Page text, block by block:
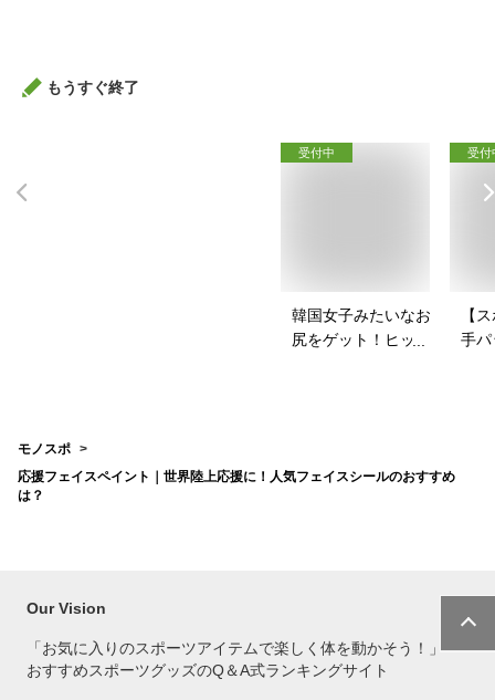
もうすぐ終了
受付中
韓国女子みたいなお
尻をゲット！ヒップ
受付
【
手パ
モノスポ
応援フェイスペイント｜世界陸上応援に！人気フェイスシールのおすすめ
は？
Our Vision
「お気に入りのスポーツアイテムで楽しく体を動かそう！」
おすすめスポーツグッズのQ＆A式ランキングサイト